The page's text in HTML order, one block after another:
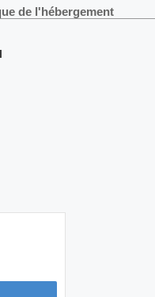
de l'hébergement